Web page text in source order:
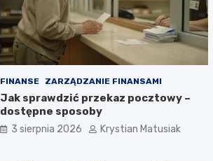
FINANSE ZARZĄDZANIE FINANSAMI
Jak sprawdzić przekaz pocztowy –
dostępne sposoby
3 sierpnia 2026 Krystian Matusiak